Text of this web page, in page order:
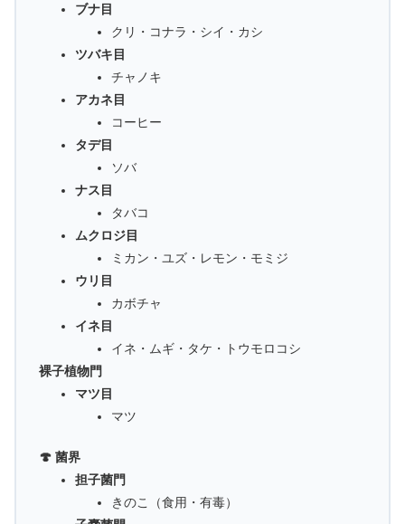
ブナ目
クリ・コナラ・シイ・カシ
ツバキ目
チャノキ
アカネ目
コーヒー
タデ目
ソバ
ナス目
タバコ
ムクロジ目
ミカン・ユズ・レモン・モミジ
ウリ目
カボチャ
イネ目
イネ・ムギ・タケ・トウモロコシ
裸子植物門
マツ目
マツ
🍄 菌界
担子菌門
きのこ（食用・有毒）